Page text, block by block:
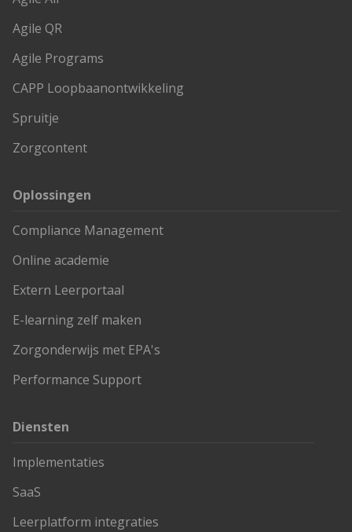
Thema's
Over Defacto
Vacatures
Partners
Contact
Agile QR
Agile Programs
CAPP Loopbaanontwikkeling
Spruitje
Zorgcontent
Oplossingen
Compliance Management
Online academie
Extern Leerportaal
E-learning zelf maken
Zorgonderwijs met EPA's
Performance Support
Diensten
Implementaties
SaaS
Leerplatform integraties